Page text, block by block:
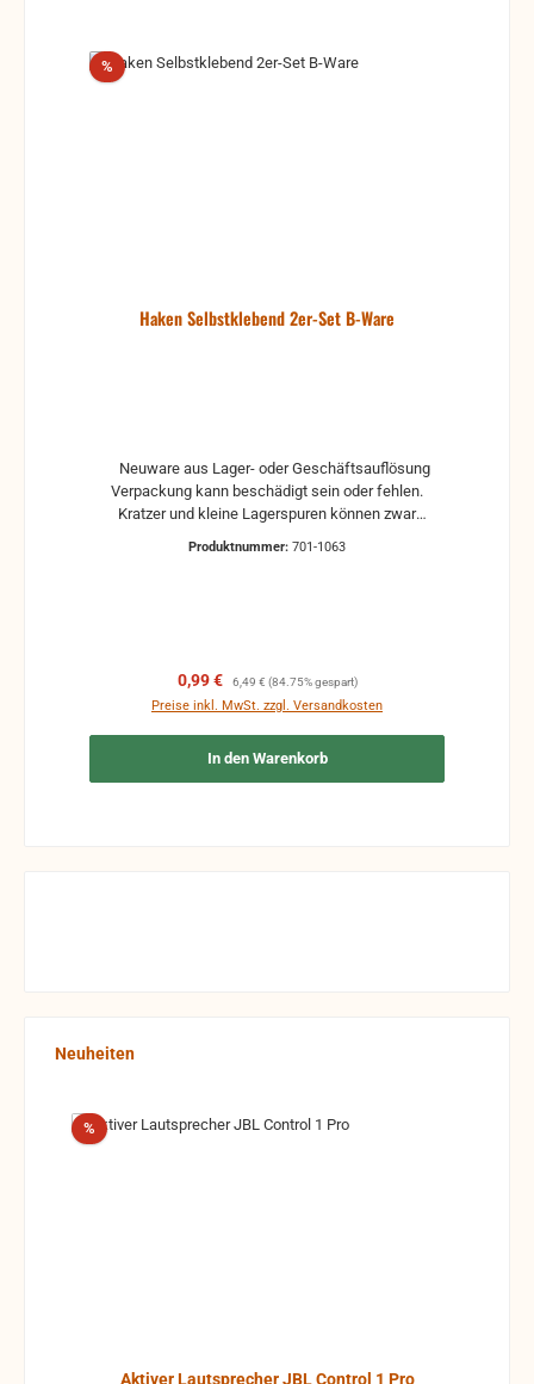
%Rabatt
Haken Selbstklebend 2er-Set B-Ware
Verpackung kann beschädigt sein oder fehlen.
Kratzer und kleine Lagerspuren können zwar
Produktnummer: 701-1063
Verkaufspreis:
0,99 € Regulärer Preis:
6,49 € (84.75% gespart)
Preise inkl. MwSt. zzgl. Versandkosten
In den Warenkorb
Produktgalerie überspringen
Neuheiten
%Rabatt